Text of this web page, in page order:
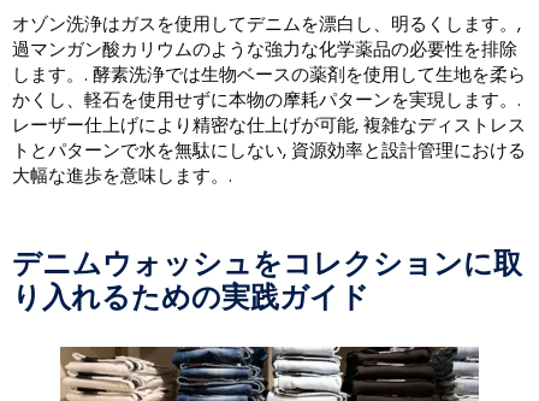
オゾン洗浄はガスを使用してデニムを漂白し、明るくします。,
過マンガン酸カリウムのような強力な化学薬品の必要性を排除
します。. 酵素洗浄では生物ベースの薬剤を使用して生地を柔ら
かくし、軽石を使用せずに本物の摩耗パターンを実現します。.
レーザー仕上げにより精密な仕上げが可能, 複雑なディストレス
トとパターンで水を無駄にしない, 資源効率と設計管理における
大幅な進歩を意味します。.
デニムウォッシュをコレクションに取
り入れるための実践ガイド